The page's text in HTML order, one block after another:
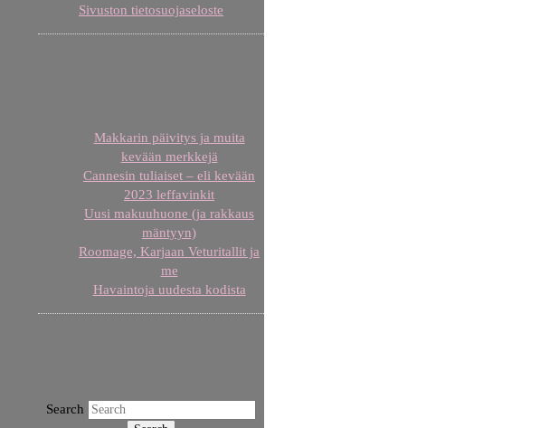
Sivuston tietosuojaseloste
Makkarin päivitys ja muita
kevään merkkejä
Cannesin tuliaiset – eli kevään
2023 leffavinkit
Uusi makuuhuone (ja rakkaus
mäntyyn)
Roomage, Karjaan Veturitallit ja
me
Havaintoja uudesta kodista
Search